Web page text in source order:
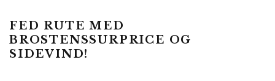
FED RUTE MED
BROSTENSSURPRICE OG
SIDEVIND!